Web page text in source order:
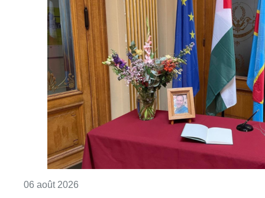
06 août 2026